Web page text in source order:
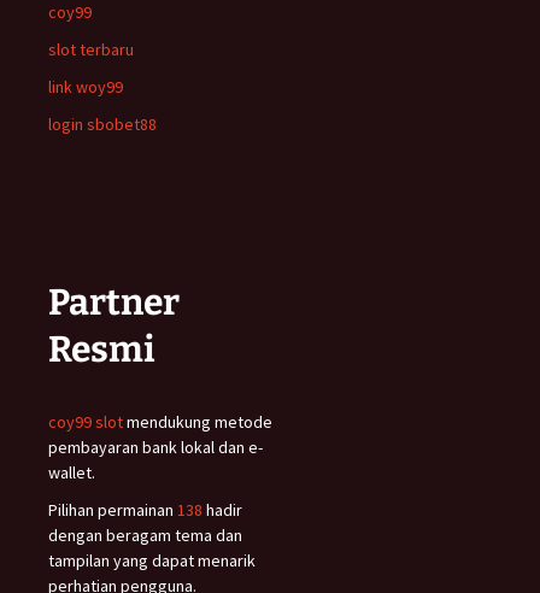
coy99
slot terbaru
link woy99
login sbobet88
Partner
Resmi
coy99 slotmendukung metode
pembayaran bank lokal dan e-
wallet.
Pilihan permainan 138 hadir
dengan beragam tema dan
tampilan yang dapat menarik
perhatian pengguna.